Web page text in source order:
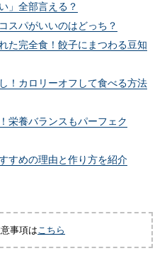
」全部言える？
スパがいいのはどっち？
た完全食！餃子にまつわる豆知
！カロリーオフして食べる方法
栄養バランスもパーフェク
すめの理由と作り方を紹介
事項はこちら